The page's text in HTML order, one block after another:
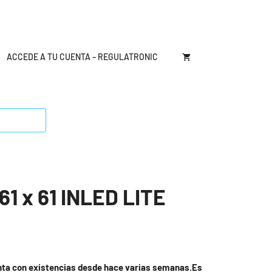
ACCEDE A TU CUENTA – REGULATRONIC
x 61 INLED LITE
con existencias desde hace varias semanas.Es